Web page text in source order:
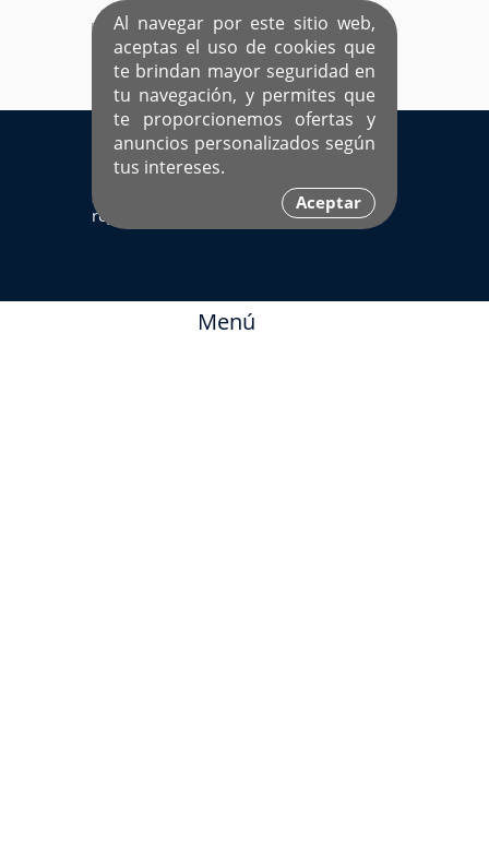
Al navegar por este sitio web,
aceptas el uso de cookies que
te brindan mayor seguridad en
tu navegación, y permites que
te proporcionemos ofertas y
anuncios personalizados según
tus intereses.
Aceptar
EL ÚNICO SITIO DEDICADO A SOLTEROS
HISPANOS COMO TÚ
Ingresa aquí
Sí ya estás
registrado
Menú